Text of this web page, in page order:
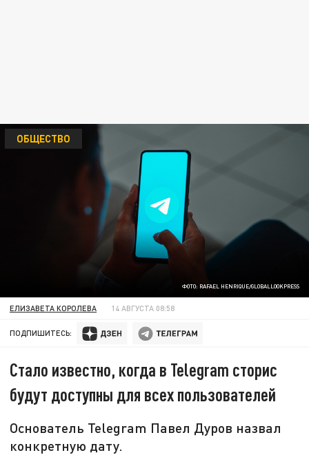
ФОТО: RAFAEL HENRIQUE/GLOBALLOOKPRESS
ОБЩЕСТВО
ЕЛИЗАВЕТА КОРОЛЕВА 14 АВГУСТА 08:58
ПОДПИШИТЕСЬ:
Стало известно, когда в Telegram сторис
будут доступны для всех пользователей
Основатель Telegram Павел Дуров назвал
конкретную дату.